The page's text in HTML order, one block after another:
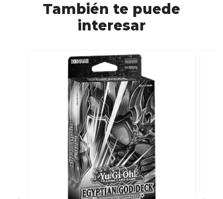
También te puede
interesar